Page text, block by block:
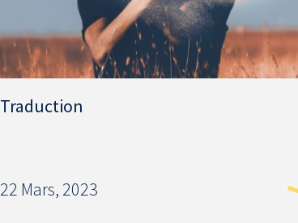
Traduction
22 Mars, 2023